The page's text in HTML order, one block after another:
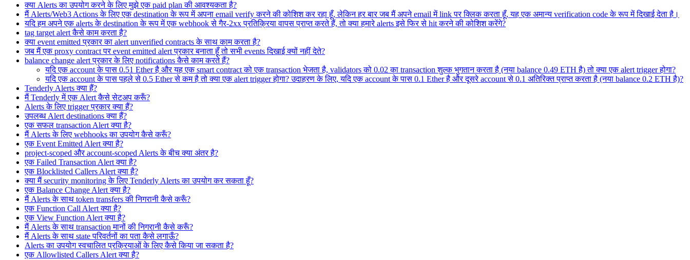
क्या Alerts का उपयोग करने के लिए मुझे एक paid plan की आवश्यकता है?
मैं Alerts/Web3 Actions के लिए एक destination के रूप में अपना email verify करने की कोशिश कर रहा हूँ, लेकिन हर बार जब मैं अपने email में link पर क्लिक करता हूँ, यह एक अमान्य verification code के रूप में दिखाई देता है।
यदि हम अपने एक alerts के destination के रूप में एक webhook से गैर-2xx प्रतिक्रिया वापस प्राप्त करते हैं, तो क्या हमारे alerts इसे फिर से hit करने की कोशिश करेंगे?
tag target alert कैसे काम करता है?
क्या event emitted प्रकार का alert unverified contracts के साथ काम करता है?
जब मैं एक proxy contract पर event emitted alert प्रकार बनाता हूँ तो सभी events दिखाई क्यों नहीं देते?
balance change alert प्रकार के लिए notifications कैसे काम करते हैं?
यदि एक account के पास 0.51 Ether है और यह एक smart contract को एक transaction भेजता है, validators को 0.02 का transaction शुल्क भुगतान करता है (नया balance 0.49 ETH है) तो क्या एक alert trigger होगा?
यदि एक account के पास पहले से 0.5 Ether से कम है तो क्या एक alert trigger होगा? उदाहरण के लिए, यदि एक account के पास 0.1 Ether है और दूसरे account से 0.1 अतिरिक्त प्राप्त करता है (नया balance 0.2 ETH है)?
Tenderly Alerts क्या हैं?
मैं Tenderly में एक Alert कैसे सेटअप करूँ?
Alerts के लिए trigger प्रकार क्या हैं?
उपलब्ध Alert destinations क्या हैं?
एक सफल transaction Alert क्या है?
मैं Alerts के लिए webhooks का उपयोग कैसे करूँ?
एक Event Emitted Alert क्या है?
project-scoped और account-scoped Alerts के बीच क्या अंतर है?
एक Failed Transaction Alert क्या है?
एक Blocklisted Callers Alert क्या है?
क्या मैं security monitoring के लिए Tenderly Alerts का उपयोग कर सकता हूँ?
एक Balance Change Alert क्या है?
मैं Alerts के साथ token transfers की निगरानी कैसे करूँ?
एक Function Call Alert क्या है?
एक View Function Alert क्या है?
मैं Alerts के साथ transaction मानों की निगरानी कैसे करूँ?
मैं Alerts के साथ state परिवर्तनों का पता कैसे लगाऊँ?
Alerts का उपयोग स्वचालित प्रक्रियाओं के लिए कैसे किया जा सकता है?
एक Allowlisted Callers Alert क्या है?